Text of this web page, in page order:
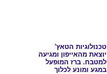
טכנולוגיות הטאץ'
יוצאת מהאייפון ומגיעה
למטבח. ברז המופעל
במגע ומונע לכלוך